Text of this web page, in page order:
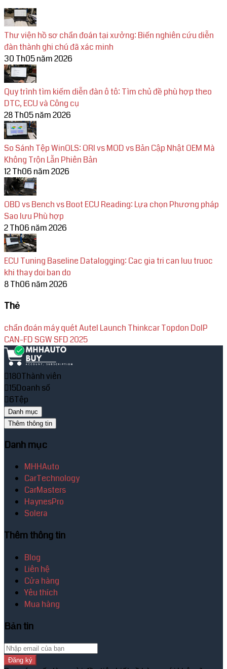
Thư viện hồ sơ chẩn đoán tại xưởng: Biến nghiên cứu diễn
đàn thành ghi chú đã xác minh
30 Th05 năm 2026
Quy trình tìm kiếm diễn đàn ô tô: Tìm chủ đề phù hợp theo
DTC, ECU và Công cụ
28 Th05 năm 2026
So Sánh Tệp WinOLS: ORI vs MOD vs Bản Cập Nhật OEM Mà
Không Trộn Lẫn Phiên Bản
12 Th06 năm 2026
OBD vs Bench vs Boot ECU Reading: Lựa chọn Phương pháp
Sao lưu Phù hợp
2 Th06 năm 2026
ECU Tuning Baseline Datalogging: Cac gia tri can luu truoc
khi thay doi ban do
8 Th06 năm 2026
Thẻ
chẩn đoán máy quétAutel Launch ThinkcarTopdon DoIP
CAN-FD SGW SFD2025
180Thành viên
15Doanh số
6Tệp
Danh mục
Thêm thông tin
Danh mục
MHHAuto
CarTechnology
CarMasters
HaynesPro
Solera
Thêm thông tin
Blog
Liên hệ
Cửa hàng
Yêu thích
Mua hàng
Bản tin
Đăng ký